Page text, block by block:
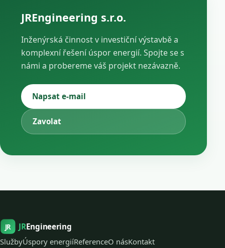
JREngineering s.r.o.
Inženýrská činnost v investiční výstavbě a
komplexní řešení úspor energií. Spojte se s
námi a probereme váš projekt nezávazně.
Napsat e-mail
Zavolat
JR JREngineering
SlužbyÚspory energiíReferenceO násKontakt